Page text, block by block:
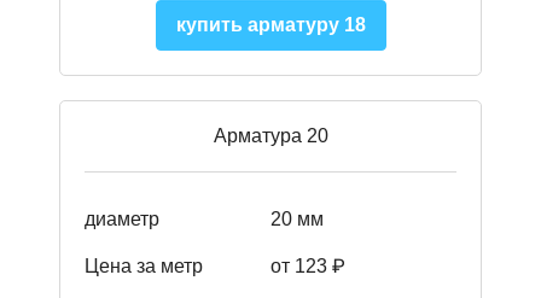
купить арматуру 18
Арматура 20
диаметр 20 мм
Цена за метр от 123 ₽